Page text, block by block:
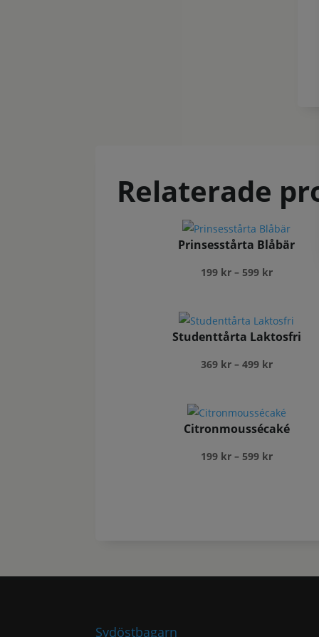
Relaterade
Prinsesstårta Blåbär
199 kr – 599 kr
599 kr
Studenttårta Laktosfri
369 kr – 499 kr
499 kr
Citronmoussécaké
199 kr – 599 kr
Sydöstbagarn